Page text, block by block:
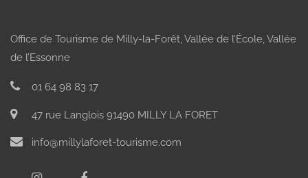
Office de Tourisme de Milly-la-Forêt, Vallée de l’École, Vallée
de l’Essonne
01 64 98 83 17
47 rue Langlois 91490 MILLY LA FORET
info@millylaforet-tourisme.com